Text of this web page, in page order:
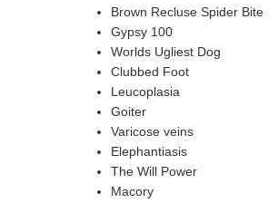
Brown Recluse Spider Bite
Gypsy 100
Worlds Ugliest Dog
Clubbed Foot
Leucoplasia
Goiter
Varicose veins
Elephantiasis
The Will Power
Macory